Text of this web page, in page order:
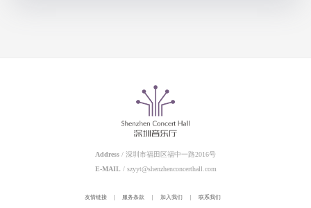
Address / 深圳市福田区福中一路2016号
E-MAIL / szyyt@shenzhenconcerthall.com
友情链接 服务条款 加入我们 联系我们